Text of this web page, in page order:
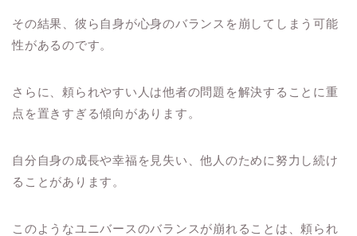
その結果、彼ら自身が心身のバランスを崩してしまう可能
性があるのです。
さらに、頼られやすい人は他者の問題を解決することに重
点を置きすぎる傾向があります。
自分自身の成長や幸福を見失い、他人のために努力し続け
ることがあります。
このようなユニバースのバランスが崩れることは、頼られ